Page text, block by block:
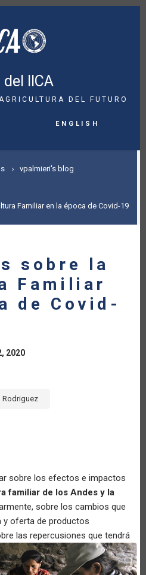
del IICA
DEL FUTURO
English
vpalmieri's blog
Familiar en la época de Covid-19
sobre la
Familiar
de Covid-
2020
Rodriguez
sobre los efectos e impactos
familiar de los Andes y la
sobre los cambios que
y oferta de productos
las repercusiones que tendrá